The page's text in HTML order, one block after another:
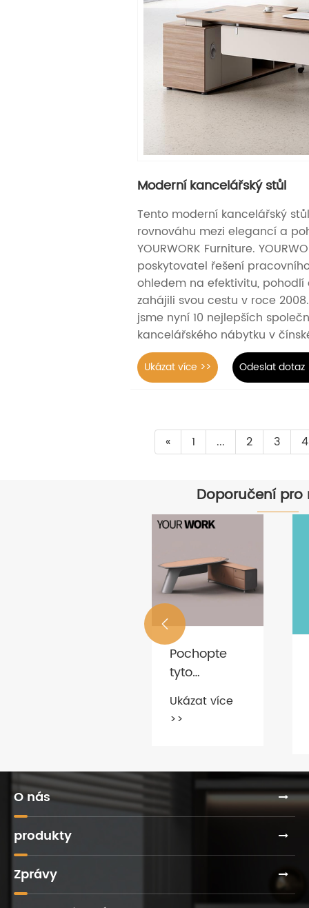
Moderní kancelářský stůl
Tento moderní kancelářský
rovnováhu mezi elegancí a
YOURWORK Furniture.
poskytovatel řešení
ohledem na efektivitu, pohodlí
zahájili svou cestu v roce
jsme nyní 10 nejlepších
kancelářského nábytku v
Ukázat více >> Odeslat dotaz
« 1 ... 2 3 4
Doporučení pro
Pochopte
tyto
společné
smysly
abyste se
podvádění!
Ukázat více
>>

O nás
produkty
Zprávy